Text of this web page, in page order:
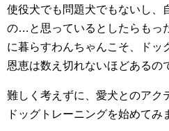
使役犬でも問題犬でもないし、
の…と思っているとしたらもっ
に暮らすわんちゃんこそ、ドッ
恩恵は数え切れないほどあるの
難しく考えずに、愛犬とのアク
ドッグトレーニングを始めてみ